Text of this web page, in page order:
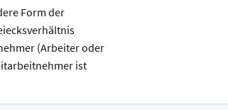
Form der
(Arbeiter oder
ist